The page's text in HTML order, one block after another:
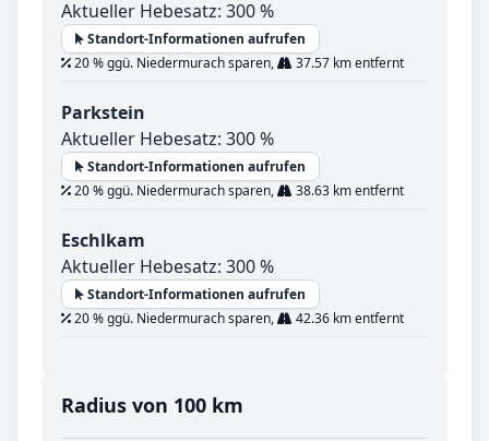
Aktueller Hebesatz: 300 %
Standort-Informationen aufrufen
20 % ggü. Niedermurach sparen,
37.57 km entfernt
Parkstein
Aktueller Hebesatz: 300 %
Standort-Informationen aufrufen
20 % ggü. Niedermurach sparen,
38.63 km entfernt
Eschlkam
Aktueller Hebesatz: 300 %
Standort-Informationen aufrufen
20 % ggü. Niedermurach sparen,
42.36 km entfernt
Radius von 100 km